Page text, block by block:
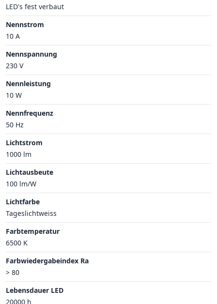
LED's fest verbaut
Nennstrom
10 A
Nennspannung
230 V
Nennleistung
10 W
Nennfrequenz
50 Hz
Lichtstrom
1000 lm
Lichtausbeute
100 lm/W
Lichtfarbe
Tageslichtweiss
Farbtemperatur
6500 K
Farbwiedergabeindex Ra
> 80
Lebensdauer LED
20000 h